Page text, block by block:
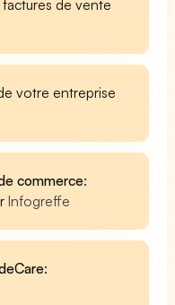
factures de vente
votre entreprise
commerce:
Infogreffe
: